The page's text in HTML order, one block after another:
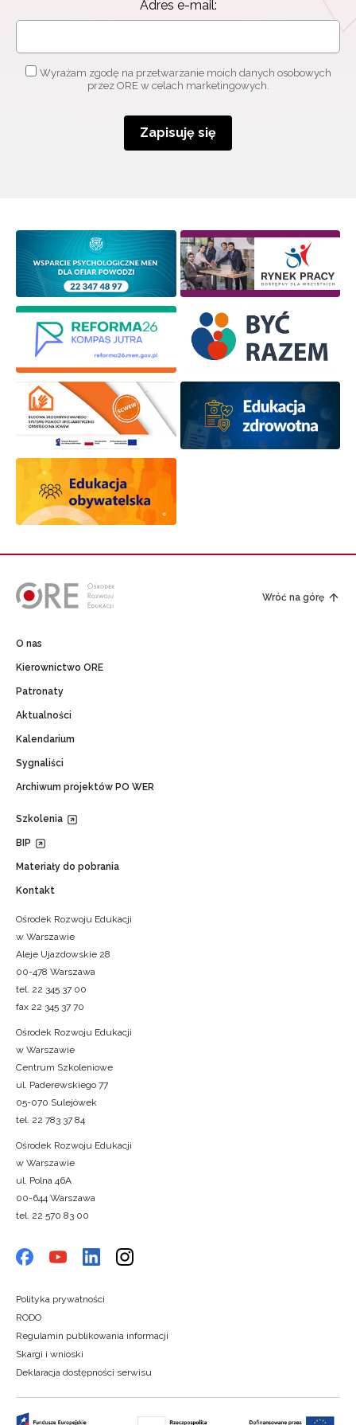
Adres e-mail:
Wyrażam zgodę na przetwarzanie moich danych osobowych
przez ORE w celach marketingowych.
Zapisuję się
Wróć na górę
O nas
Kierownictwo ORE
Patronaty
Aktualności
Kalendarium
Sygnaliści
Archiwum projektów PO WER
Szkolenia
BIP
Materiały do pobrania
Kontakt
Ośrodek Rozwoju Edukacji
w Warszawie
Aleje Ujazdowskie 28
00-478 Warszawa
tel. 22 345 37 00
fax 22 345 37 70
Ośrodek Rozwoju Edukacji
w Warszawie
Centrum Szkoleniowe
ul. Paderewskiego 77
05-070 Sulejówek
tel. 22 783 37 84
Ośrodek Rozwoju Edukacji
w Warszawie
ul. Polna 46A
00-644 Warszawa
tel. 22 570 83 00
Polityka prywatności
RODO
Regulamin publikowania informacji
Skargi i wnioski
Deklaracja dostępności serwisu
Newsletter ORE
Wyrażam zgodę na przetwarzanie moich danych
osobowych przez ORE w celach marketingowych.
Zapisuję się